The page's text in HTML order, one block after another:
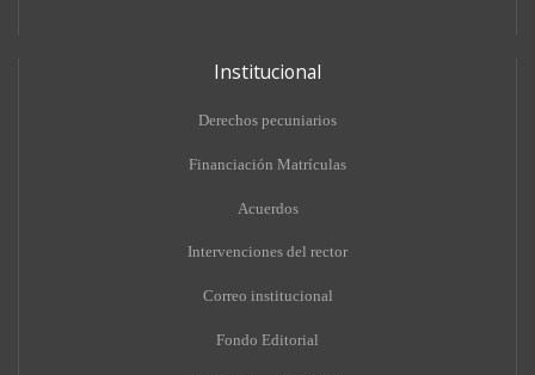
Institucional
Derechos pecuniarios
Financiación Matrículas
Acuerdos
Intervenciones del rector
Correo institucional
Fondo Editorial